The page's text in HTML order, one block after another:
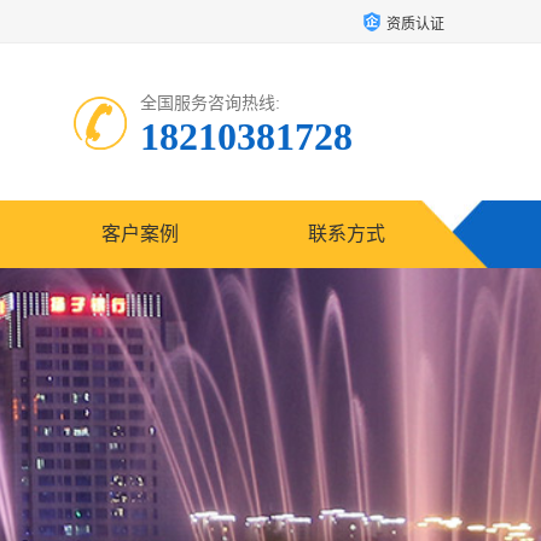
资质认证
全国服务咨询热线:
18210381728
客户案例 联系方式